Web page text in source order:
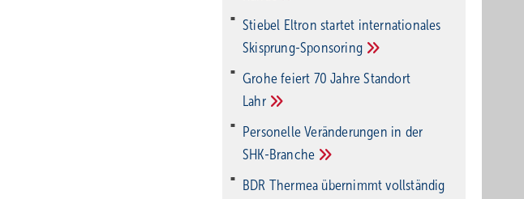
Stiebel Eltron startet internatio­nales
Ski­sprung-Spon­soring
Grohe feiert 70 Jahre Standort
Lahr
Personelle Veränderungen in der
SHK-Branche
BDR Thermea übernimmt vollständig